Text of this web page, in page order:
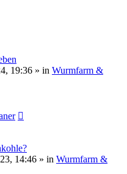
19:36 » in Wurmfarm &
14:46 » in Wurmfarm &